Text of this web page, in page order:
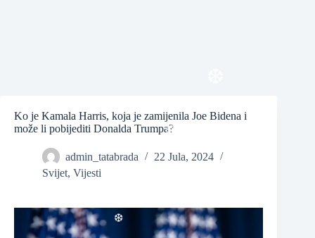
Ko je Kamala Harris, koja je zamijenila Joe Bidena i
može li pobijediti Donalda Trumpa?
admin_tatabrada
22 Jula, 2024
Svijet, Vijesti
❆
❆